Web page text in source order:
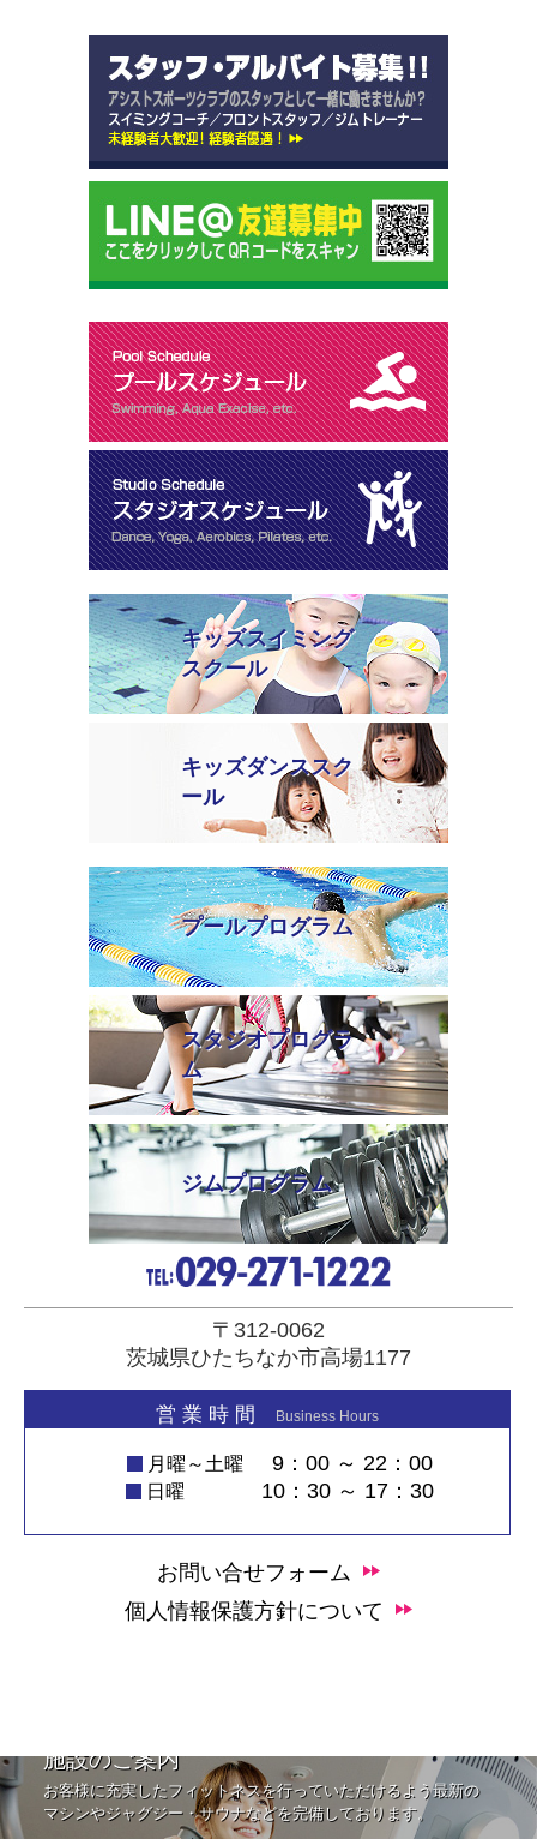
キッズスイミング
スクール
キッズダンススク
ール
プールプログラム
スタジオプログラ
ム
ジムプログラム
〒312-0062
茨城県ひたちなか市高場1177
営 業 時 間 Business Hours
月曜～土曜 9：00 ～ 22：00
日曜 10：30 ～ 17：30
お問い合せフォーム
個人情報保護方針について
施設のご案内
お客様に充実したフィットネスを行っていただけるよう最新の
マシンやジャグジー・サウナなどを完備しております。